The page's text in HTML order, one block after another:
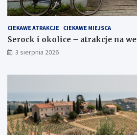
CIEKAWE ATRAKCJE CIEKAWE MIEJSCA
Serock i okolice – atrakcje na
3 sierpnia 2026